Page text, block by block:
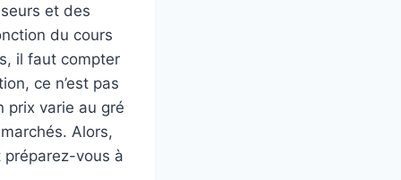
et des
du cours
il faut compter
ce n’est pas
prix varie au gré
Alors,
préparez-vous à